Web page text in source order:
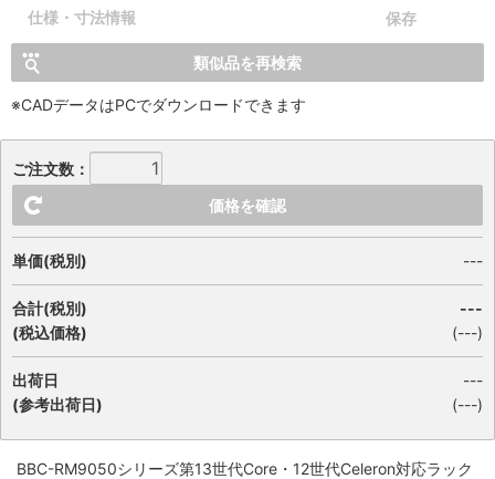
仕様・寸法情報 保存
類似品を再検索
※CADデータはPCでダウンロードできます
ご注文数：
価格を確認
単価(税別) ---
合計(税別)
(税込価格)
---
(---)
出荷日
(参考出荷日)
---
(---)
BBC-RM9050シリーズ第13世代Core・12世代Celeron対応ラック